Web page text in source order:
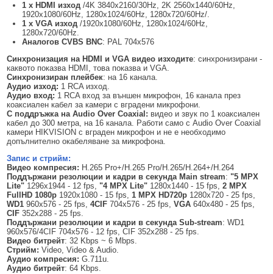
1 x HDMI изход /4K 3840x2160/30Hz, 2K 2560x1440/60Hz,
1920x1080/60Hz, 1280x1024/60Hz, 1280x720/60Hz/.
1 x VGA изход /1920x1080/60Hz, 1280x1024/60Hz,
1280x720/60Hz.
Аналогов CVBS BNC: PAL 704x576
Синхронизация на HDMI иVGA видео изходите: синхронизирани -
каквото показва HDMI, това показва и VGA.
Синхронизиран плейбек: на 16 канала.
Аудио изход: 1 RCA изход.
Аудио вход: 1 RCA вход за външен микрофон, 16 канала през
коаксиален кабел за камери с вградени микрофони.
С поддръжка на Audio Over Coaxial: видео и звук по 1 коаксиален
кабел до 300 метра, на 16 канала. Работи само с Audio Over Coaxial
камери HIKVISION с вграден микрофон и не е необходимо
допълнително окабеляване за микрофона.
Запис и стрийм:
Видео компресия: H.265 Pro+/H.265 Pro/H.265/H.264+/H.264
Поддържани резолюции и кадри в секунда Main stream: "5 MPX
Lite" 1296х1944 - 12 fps, "4MPX Lite" 1280x1440 - 15 fps,2 MPX
FullHD 1080p 1920x1080 - 15 fps,1 MPX HD720p 1280x720 - 25 fps,
WD1 960x576 - 25 fps,4CIF 704x576 - 25 fps,VGA 640x480 - 25 fps,
CIF 352x288 - 25 fps.
Поддържани резолюции и кадри в секундаSub-stream: WD1
960x576/4CIF 704x576 - 12 fps, CIF 352x288 - 25 fps.
Видео битрейт: 32 Kbps ~ 6 Mbps.
Стрийм: Video, Video & Audio.
Аудио компресия: G.711u.
Аудио битрейт: 64 Kbps.